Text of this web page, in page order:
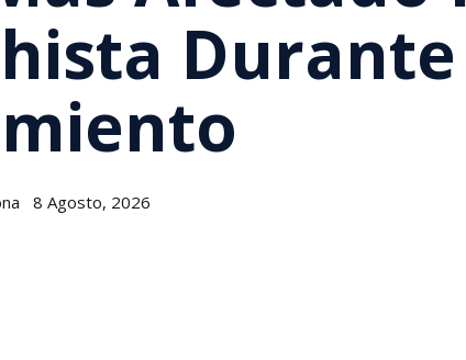
Durante
8 Agosto, 2026